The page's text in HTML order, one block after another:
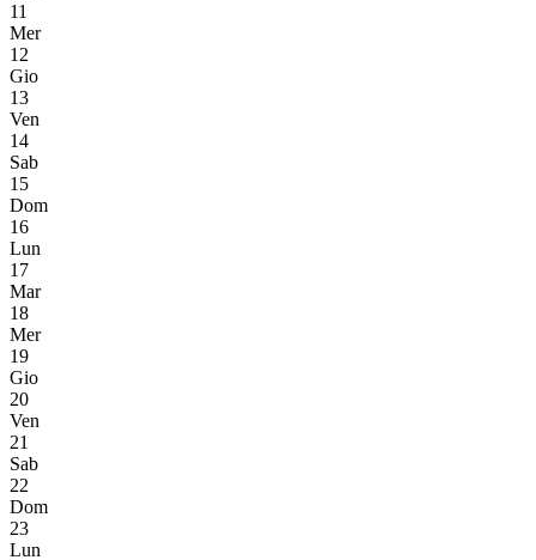
11
Mer
12
Gio
13
Ven
14
Sab
15
Dom
16
Lun
17
Mar
18
Mer
19
Gio
20
Ven
21
Sab
22
Dom
23
Lun